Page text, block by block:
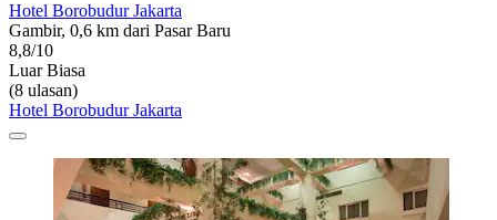
Hotel Borobudur Jakarta
Gambir, 0,6 km dari Pasar Baru
8,8/10
Luar Biasa
(8 ulasan)
Hotel Borobudur Jakarta